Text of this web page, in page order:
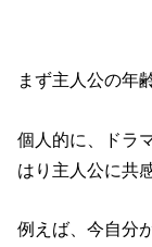
まず主人公の年
個人的に、ドラ
はり主人公に共
例えば、今自分